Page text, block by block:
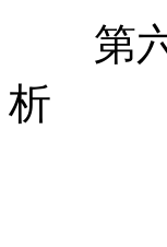
第六
析
一、